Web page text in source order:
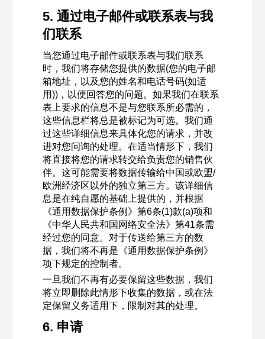
5. 通过电子邮件或联系表与我
们联系
当您通过电子邮件或联系表与我们联系
时，我们将存储您提供的数据(您的电子邮
箱地址，以及您的姓名和电话号码(如适
用))，以便回答您的问题。如果我们在联系
表上要求的信息不是与您联系所必需的，
这些信息栏将总是被标记为可选。我们通
过这些详细信息来具体化您的请求，并改
进对您问询的处理。在适当情形下，我们
将直接将您的请求转交给负责您的销售伙
伴。这可能需要将数据传输给中国或欧盟/
欧洲经济区以外的独立第三方。该详细信
息是在纯自愿的基础上提供的，并根据
《通用数据保护条例》第6条(1)款(a)项和
《中华人民共和国网络安全法》第41条需
经过您的同意。对于传送给第三方的数
据，我们将不再是《通用数据保护条例》
项下规定的控制者。
一旦我们不再有必要保留这些数据，我们
将立即删除此情形下收集的数据，或在法
定保留义务适用下，限制对其的处理。
6. 申请